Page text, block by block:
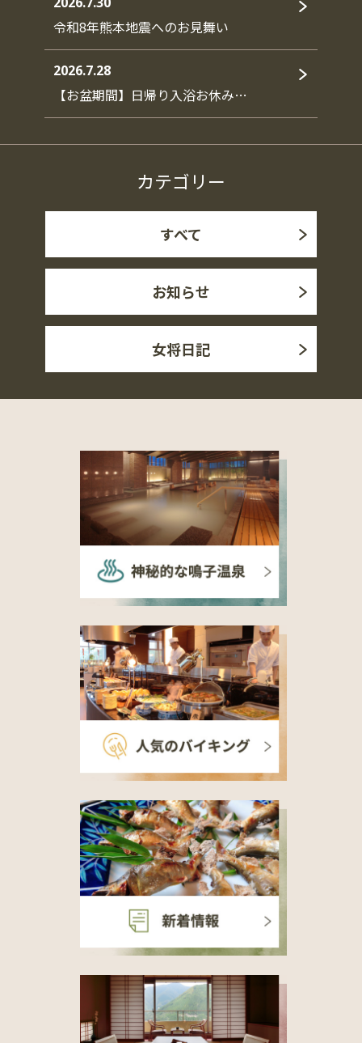
令和8年熊本地震へのお見舞い
2026.7.28
【お盆期間】日帰り入浴お休み…
カテゴリー
すべて
お知らせ
女将日記